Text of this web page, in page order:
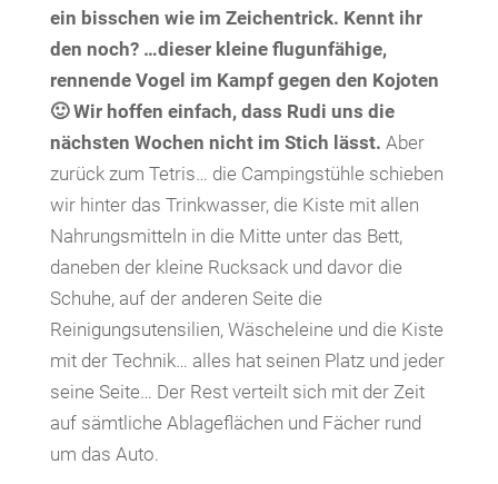
ein bisschen wie im Zeichentrick. Kennt ihr
den noch? …dieser kleine flugunfähige,
rennende Vogel im Kampf gegen den Kojoten
🙂 Wir hoffen einfach, dass Rudi uns die
nächsten Wochen nicht im Stich lässt. Aber
zurück zum Tetris… die Campingstühle schieben
wir hinter das Trinkwasser, die Kiste mit allen
Nahrungsmitteln in die Mitte unter das Bett,
daneben der kleine Rucksack und davor die
Schuhe, auf der anderen Seite die
Reinigungsutensilien, Wäscheleine und die Kiste
mit der Technik… alles hat seinen Platz und jeder
seine Seite… Der Rest verteilt sich mit der Zeit
auf sämtliche Ablageflächen und Fächer rund
um das Auto.